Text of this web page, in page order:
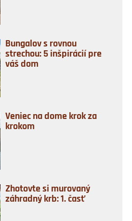
Bungalov s rovnou
strechou: 5 inšpirácií pre
váš dom
Veniec na dome krok za
krokom
Zhotovte si murovaný
záhradný krb: 1. časť